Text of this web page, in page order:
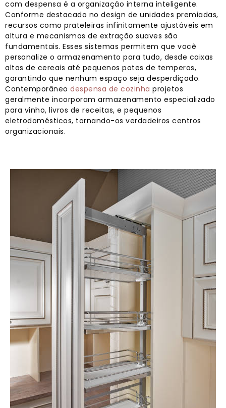
com despensa é a organização interna inteligente.
Conforme destacado no design de unidades premiadas,
recursos como prateleiras infinitamente ajustáveis ​​em
altura e mecanismos de extração suaves são
fundamentais. Esses sistemas permitem que você
personalize o armazenamento para tudo, desde caixas
altas de cereais até pequenos potes de temperos,
garantindo que nenhum espaço seja desperdiçado.
Contemporâneo despensa de cozinha projetos
geralmente incorporam armazenamento especializado
para vinho, livros de receitas, e pequenos
eletrodomésticos, tornando-os verdadeiros centros
organizacionais.